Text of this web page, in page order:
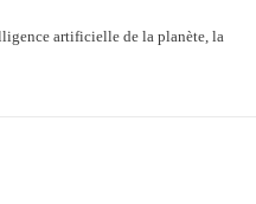
artificielle de la planète, la